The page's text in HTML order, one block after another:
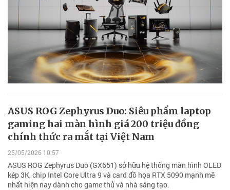
ASUS ROG Zephyrus Duo: Siêu phẩm laptop
gaming hai màn hình giá 200 triệu đồng
chính thức ra mắt tại Việt Nam
25/05/2026 10:57
ASUS ROG Zephyrus Duo (GX651) sở hữu hệ thống màn hình OLED
kép 3K, chip Intel Core Ultra 9 và card đồ họa RTX 5090 mạnh mẽ
nhất hiện nay dành cho game thủ và nhà sáng tạo.